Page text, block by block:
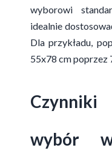
wyborowi
idealnie
Dla przykładu,
55x78 cm poprzez
Czynniki
wybór